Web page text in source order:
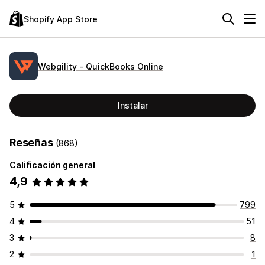
Shopify App Store
Webgility ‑ QuickBooks Online
Instalar
Reseñas (868)
Calificación general
4,9
5
799
4
51
3
8
2
1